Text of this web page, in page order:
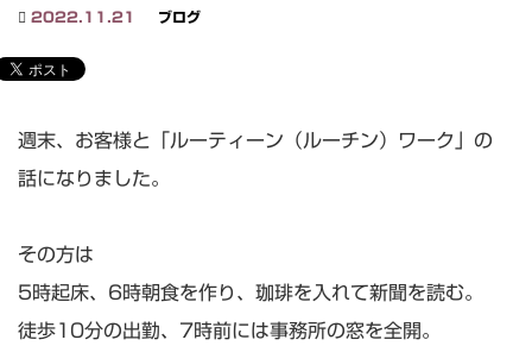
2022.11.21 ブログ
週末、お客様と「ルーティーン（ルーチン）ワーク」の
話になりました。
その方は
5時起床、6時朝食を作り、珈琲を入れて新聞を読む。
徒歩10分の出勤、7時前には事務所の窓を全開。